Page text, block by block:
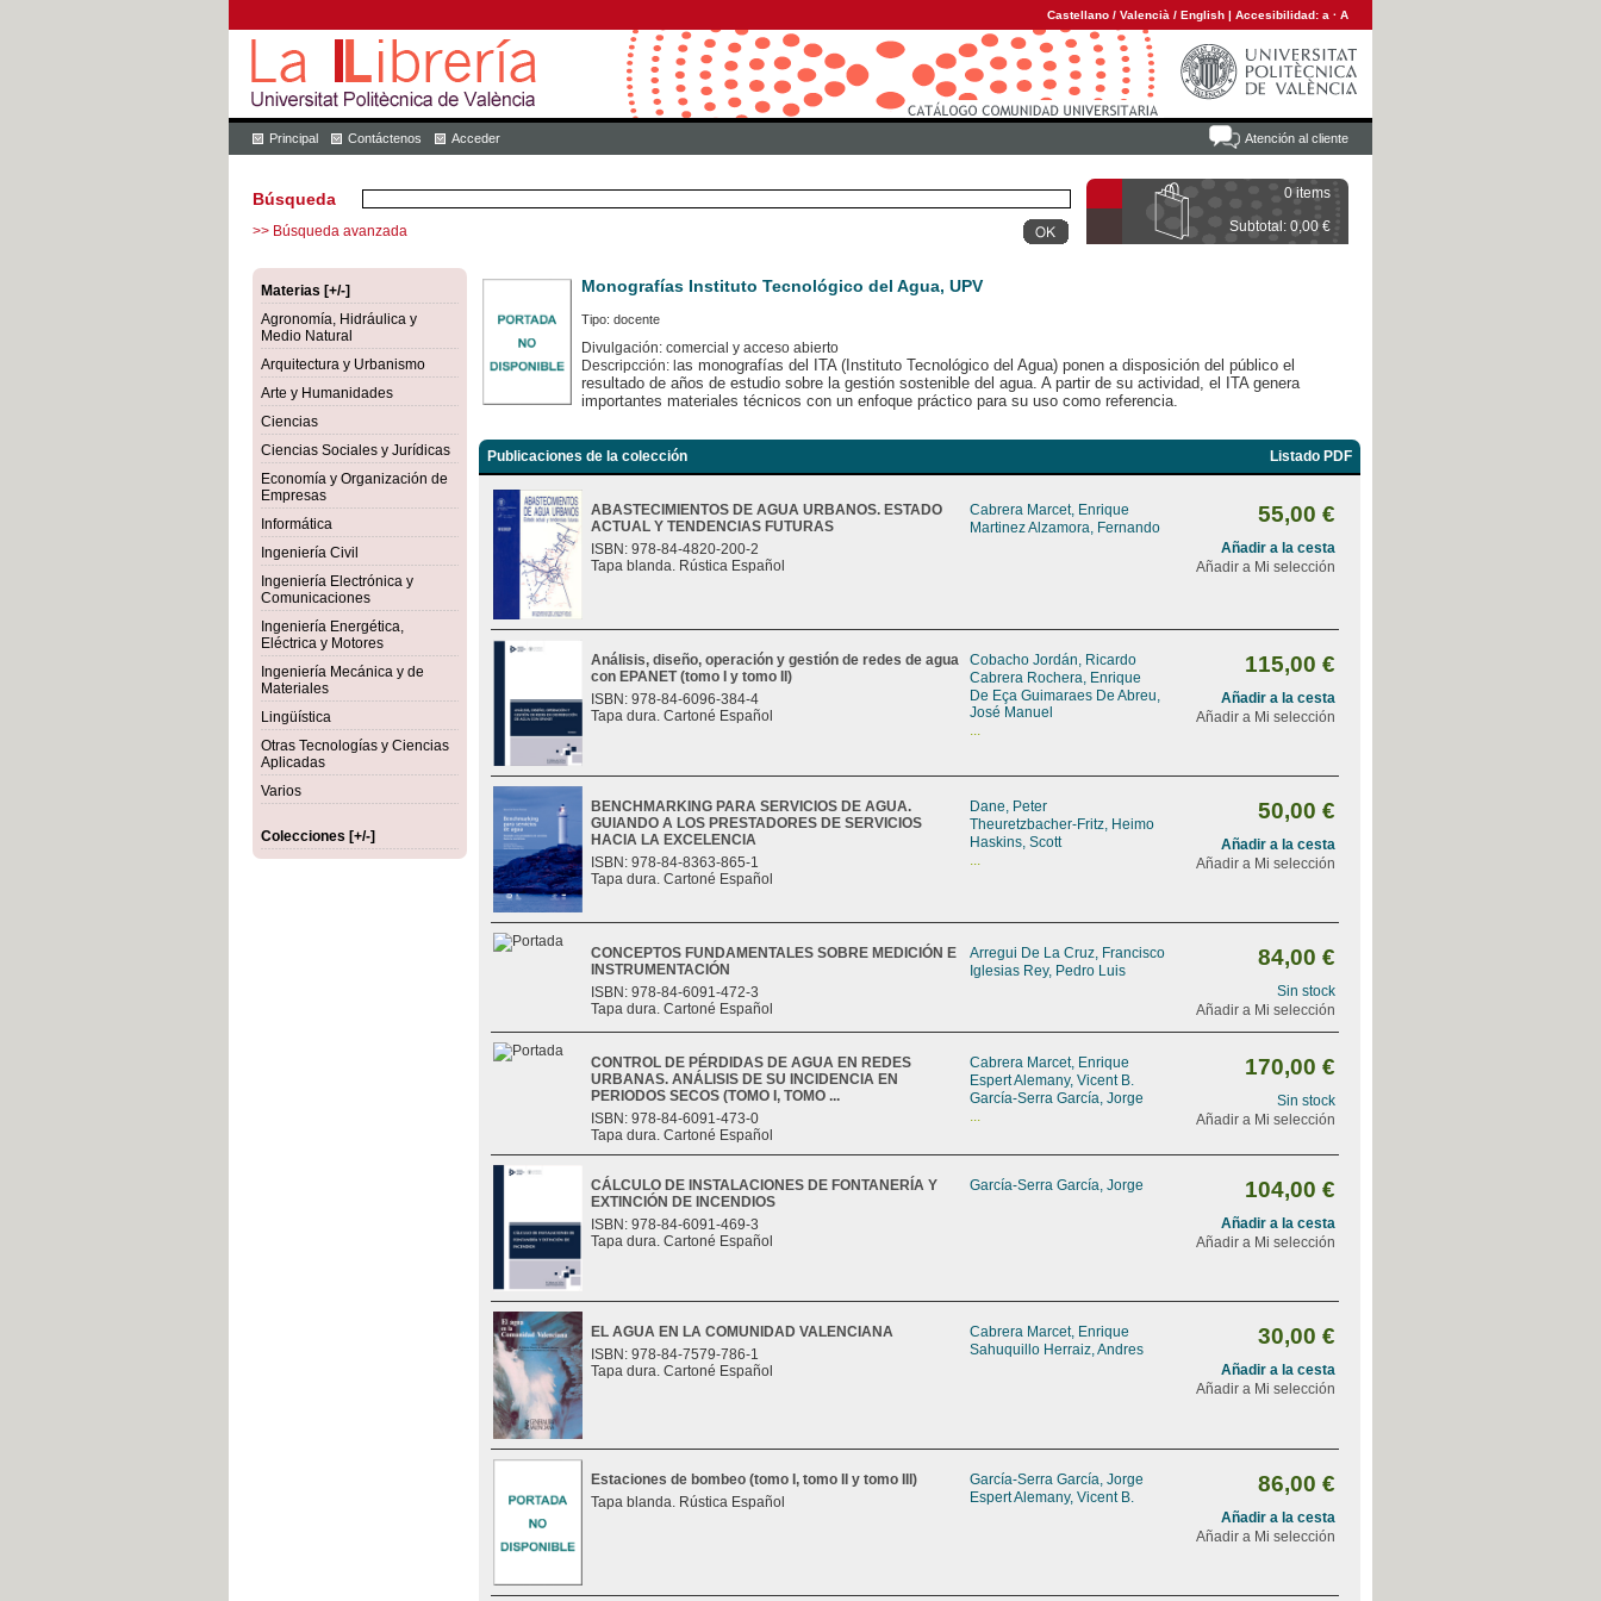
Castellano / Valencià / English | Accesibilidad: a · A
Atención al cliente
Principal Contáctenos Acceder
0 items
Subtotal: 0,00 €
Búsqueda
>> Búsqueda avanzada
Materias [+/-]
Agronomía, Hidráulica y
Medio Natural
Arquitectura y Urbanismo
Arte y Humanidades
Ciencias
Ciencias Sociales y Jurídicas
Economía y Organización de
Empresas
Informática
Ingeniería Civil
Ingeniería Electrónica y
Comunicaciones
Ingeniería Energética,
Eléctrica y Motores
Ingeniería Mecánica y de
Materiales
Lingüística
Otras Tecnologías y Ciencias
Aplicadas
Varios
Colecciones [+/-]
Monografías Instituto Tecnológico del Agua, UPV
Tipo: docente
Divulgación: comercial y acceso abierto
Descripcción: l as monografías del ITA (Instituto Tecnológico del Agua) ponen a disposición del público el
resultado de años de estudio sobre la gestión sostenible del agua. A partir de su actividad, el ITA genera
importantes materiales técnicos con un enfoque práctico para su uso como referencia.
Publicaciones de la colección Listado PDF
ABASTECIMIENTOS DE AGUA URBANOS. ESTADO
ACTUAL Y TENDENCIAS FUTURAS
ISBN: 978-84-4820-200-2
Tapa blanda. Rústica Español
Cabrera Marcet, Enrique
Martinez Alzamora, Fernando
55,00 €
Añadir a la cesta
Añadir a Mi selección
Análisis, diseño, operación y gestión de redes de agua
con EPANET (tomo I y tomo II)
ISBN: 978-84-6096-384-4
Tapa dura. Cartoné Español
Cobacho Jordán, Ricardo
Cabrera Rochera, Enrique
De Eça Guimaraes De Abreu,
José Manuel
...
115,00 €
Añadir a la cesta
Añadir a Mi selección
BENCHMARKING PARA SERVICIOS DE AGUA.
GUIANDO A LOS PRESTADORES DE SERVICIOS
HACIA LA EXCELENCIA
ISBN: 978-84-8363-865-1
Tapa dura. Cartoné Español
Dane, Peter
Theuretzbacher-Fritz, Heimo
Haskins, Scott
...
50,00 €
Añadir a la cesta
Añadir a Mi selección
CONCEPTOS FUNDAMENTALES SOBRE MEDICIÓN E
INSTRUMENTACIÓN
ISBN: 978-84-6091-472-3
Tapa dura. Cartoné Español
Arregui De La Cruz, Francisco
Iglesias Rey, Pedro Luis
84,00 €
Sin stock
Añadir a Mi selección
CONTROL DE PÉRDIDAS DE AGUA EN REDES
URBANAS. ANÁLISIS DE SU INCIDENCIA EN
PERIODOS SECOS (TOMO I, TOMO ...
ISBN: 978-84-6091-473-0
Tapa dura. Cartoné Español
Cabrera Marcet, Enrique
Espert Alemany, Vicent B.
García-Serra García, Jorge
...
170,00 €
Sin stock
Añadir a Mi selección
CÁLCULO DE INSTALACIONES DE FONTANERÍA Y
EXTINCIÓN DE INCENDIOS
ISBN: 978-84-6091-469-3
Tapa dura. Cartoné Español
García-Serra García, Jorge 104,00 €
Añadir a la cesta
Añadir a Mi selección
EL AGUA EN LA COMUNIDAD VALENCIANA
ISBN: 978-84-7579-786-1
Tapa dura. Cartoné Español
Cabrera Marcet, Enrique
Sahuquillo Herraiz, Andres
30,00 €
Añadir a la cesta
Añadir a Mi selección
Estaciones de bombeo (tomo I, tomo II y tomo III)
Tapa blanda. Rústica Español
García-Serra García, Jorge
Espert Alemany, Vicent B.
86,00 €
Añadir a la cesta
Añadir a Mi selección